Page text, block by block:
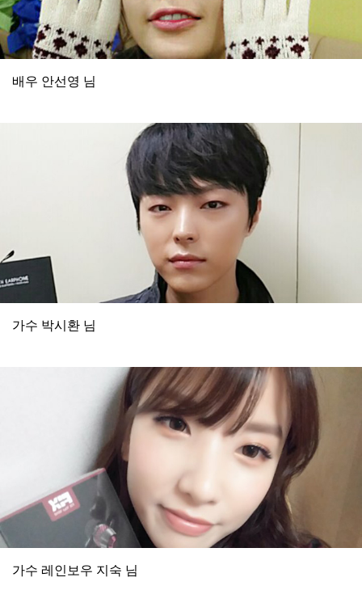
배우 안선영 님
가수 박시환 님
가수 레인보우 지숙 님